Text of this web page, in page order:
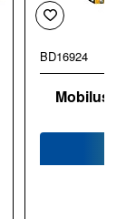
BD16924
Mobilus